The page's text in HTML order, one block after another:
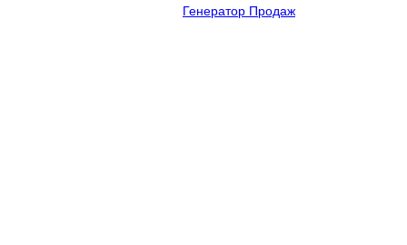
Генератор Продаж